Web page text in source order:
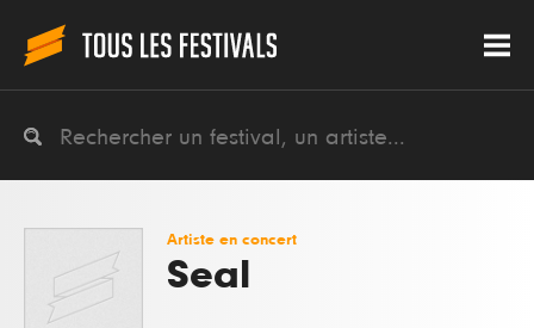
Artiste en concert
Seal